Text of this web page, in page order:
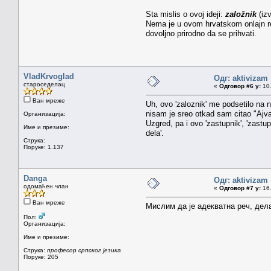
Sta mislis o ovoj ideji: založnik
Nema je u ovom hrvatskom onlajn
dovoljno prirodno da se prihvati.
VladKrvoglad
староседелац
Ван мреже
Организација:
Име и презиме:
Струка:
Поруке: 1.137
Одг: aktivizam
« Одговор #6 у:
Uh, ovo 'zaloznik' me podsetilo na
nisam je sreo otkad sam citao
Uzgred, pa i ovo 'zastupnik',
dela'.
Danga
одомаћен члан
Ван мреже
Пол:
Организација:
Име и презиме:
Струка: професор српског језика
Поруке: 205
Одг: aktivizam
« Одговор #7 у:
Мислим да је адекватна реч,